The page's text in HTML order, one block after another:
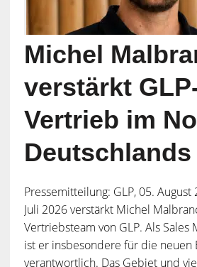
Michel
verstärkt
Vertrieb im
Deutschlands
Pressemitteilung: GLP, 05.
Juli 2026 verstärkt Michel
Vertriebsteam von GLP. Als Sales
ist er insbesondere für die neuen
verantwortlich. Das Gebiet und